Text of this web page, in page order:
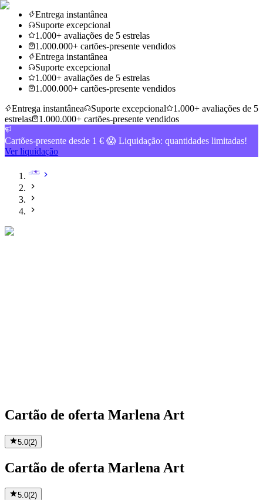
Entrega instantânea
Suporte excepcional
1.000+ avaliações de 5 estrelas
1.000.000+ cartões-presente vendidos
Entrega instantânea
Suporte excepcional
1.000+ avaliações de 5 estrelas
1.000.000+ cartões-presente vendidos
Entrega instantânea
Suporte excepcional
1.000+ avaliações de 5
estrelas
1.000.000+ cartões-presente vendidos
Cartões-presente desde 1 € 😱 Liquidação: quantidades limitadas!
Ver liquidação
Cartão de oferta Marlena Art
5.0(2)
Cartão de oferta Marlena Art
5.0(2)